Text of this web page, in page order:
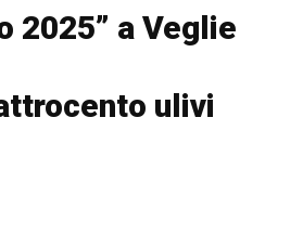
2025” a Veglie
ulivi